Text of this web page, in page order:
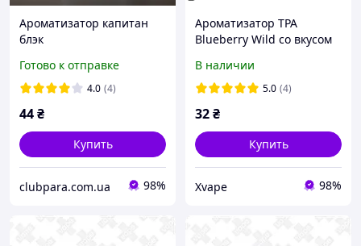
Ароматизатор капитан
блэк
Готово к отправке
4.0 (4)
44₴
Купить
clubpara.com.ua 98%
Ароматизатор TPA
Blueberry Wild со вкусом
мл
В наличии
5.0 (4)
32₴
Купить
Xvape 98%